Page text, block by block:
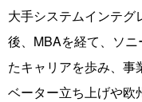
大手システムインテグ
後、MBAを経て、ソ
たキャリアを歩み、事
ベーター立ち上げや欧